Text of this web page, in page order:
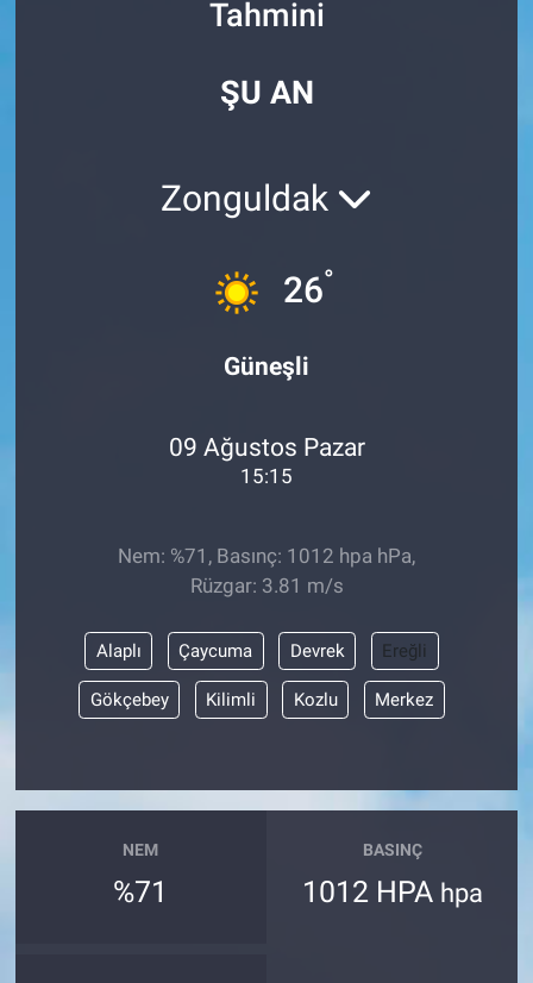
Tahmini
ŞU AN
Zonguldak
26°
Güneşli
09 Ağustos Pazar
15:15
Nem: %71, Basınç: 1012 hpa hPa,
Rüzgar: 3.81 m/s
Alaplı Çaycuma Devrek Ereğli
Gökçebey Kilimli Kozlu Merkez
NEM
%71
BASINÇ
1012 HPA hpa